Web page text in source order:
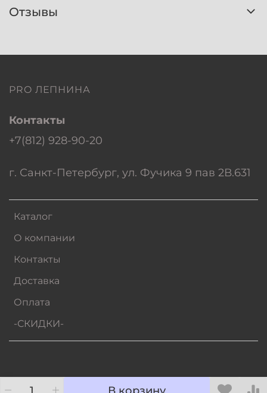
Отзывы
PRO ЛЕПНИНА
Каталог
О компании
Контакты
Доставка
Оплата
-СКИДКИ-
Контакты
+7(812) 928-90-20
г. Санкт-Петербург, ул. Фучика 9 пав 2В.631